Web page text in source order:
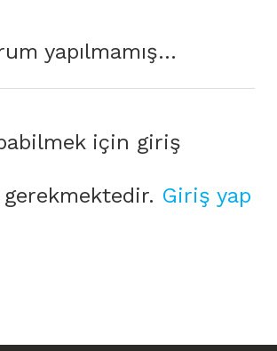
yapılmamış...
için giriş
gerekmektedir. Giriş yap